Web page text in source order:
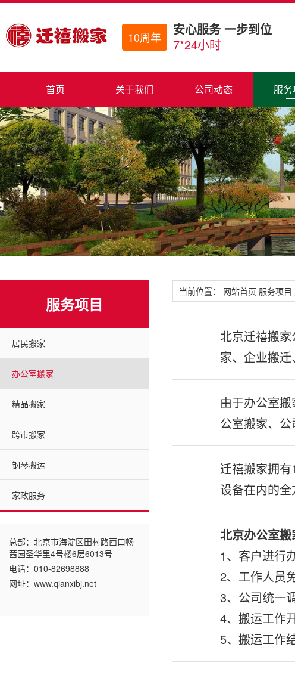
10周年
安心服务 一步到位
7*24小时
首页 关于我们 公司动态 服务
服务项目
居民搬家
办公室搬家
精品搬家
跨市搬家
钢琴搬运
家政服务
总部：北京市海淀区田村路西口畅
茜园圣华里4号楼6层6013号
电话：010-82698888
网址：www.qianxibj.net
当前位置： 网站首页 服务项目
北京迁禧搬
家、企业搬
由于办公室
公室搬家、
迁禧搬家拥
设备在内的全
北京办公室
1、客户进行
2、工作人员
3、公司统一
4、搬运工作
5、搬运工作